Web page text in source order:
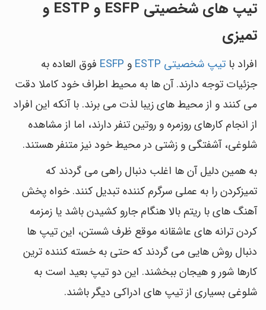
تیپ های شخصیتی ESFP و ESTP و
تمیزی
افراد با تیپ شخصیتی ESTP و ESFP فوق العاده به
جزئیات توجه دارند. آن ها به محیط اطراف خود کاملا دقت
می کنند و از محیط های زیبا لذت می برند. با آنکه این افراد
از انجام کارهای روزمره و روتین تنفر دارند، اما از مشاهده
شلوغی، آشفتگی و زشتی در محیط خود نیز متنفر هستند.
به همین دلیل آن ها اغلب دنبال راهی می گردند که
تمیزکردن را به عملی سرگرم کننده تبدیل کنند. خواه پخش
آهنگ های با ریتم بالا هنگام جارو کشیدن باشد یا زمزمه
کردن ترانه های عاشقانه موقع ظرف شستن، این تیپ ها
دنبال روش هایی می گردند که حتی به خسته کننده ترین
کارها شور و هیجان ببخشند. این دو تیپ بعید است به
شلوغی بسیاری از تیپ های ادراکی دیگر باشند.